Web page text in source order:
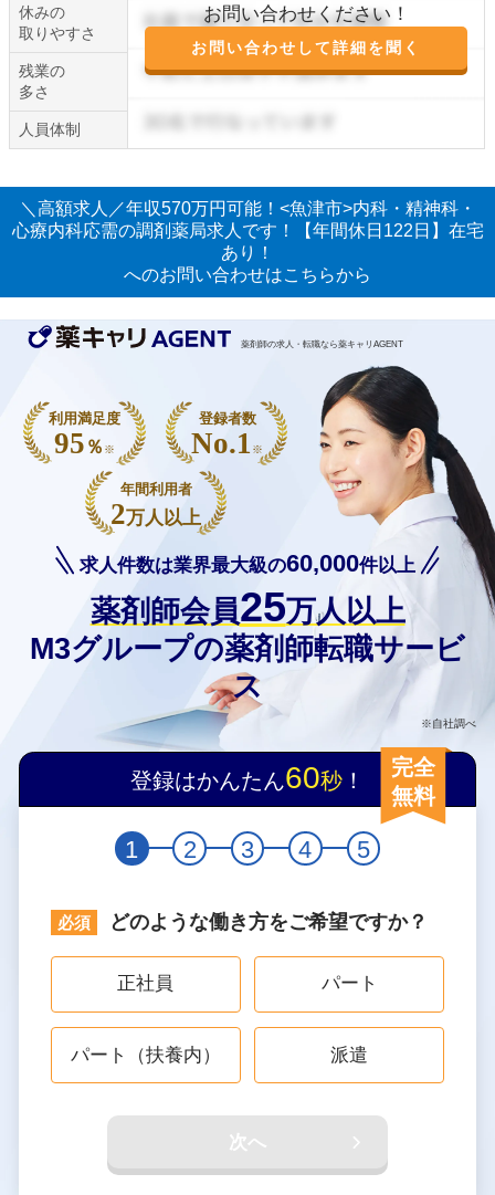
お問い合わせください！
お問い合わせして詳細を聞く
休みの
取りやすさ
残業の
多さ
人員体制
＼高額求人／年収570万円可能！<魚津市>内科・精神科・
心療内科応需の調剤薬局求人です！【年間休日122日】在宅
あり！
へのお問い合わせはこちらから
薬剤師の求人・転職なら薬キャリAGENT
求人件数は業界最大級の60,000件以上
薬剤師会員25万人以上
M3グループの薬剤師転職サービ
ス
※自社調べ
利用満足度
95 ％ ※
登録者数
No.1 ※
年間利用者
2万人以上
登録はかんたん60秒 ！
完全
無料
1 2 3 4 5
どのような働き方をご希望ですか？
正社員 パート
パート（扶養内） 派遣
次へ